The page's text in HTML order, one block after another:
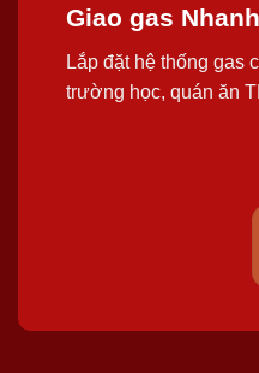
Giao gas
Lắp đặt hệ thống gas
trường học, quán ăn